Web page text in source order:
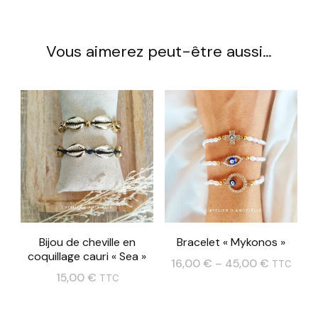
Vous aimerez peut-être aussi…
Bijou de cheville en
coquillage cauri « Sea »
15,00 € TTC
Bracelet « Mykonos »
16,00 € – 45,00 € TTC